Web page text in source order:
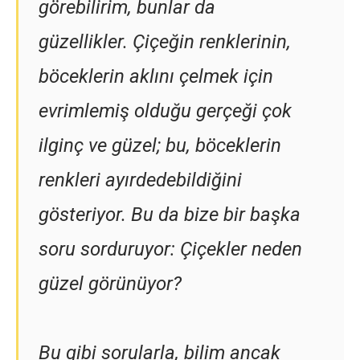
görebilirim, bunlar da
güzellikler. Çiçeğin renklerinin,
böceklerin aklını çelmek için
evrimlemiş olduğu gerçeği çok
ilginç ve güzel; bu, böceklerin
renkleri ayırdedebildiğini
gösteriyor. Bu da bize bir başka
soru sorduruyor: Çiçekler neden
güzel görünüyor?
Bu gibi sorularla, bilim ancak